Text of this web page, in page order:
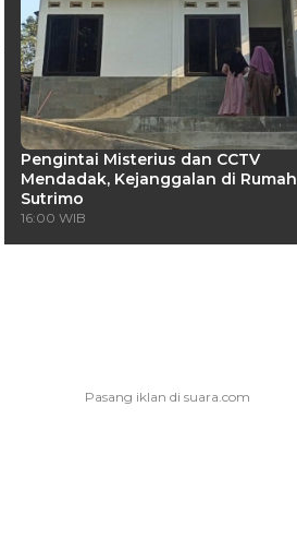
Pengintai Misterius dan CCTV
Mendadak, Kejanggalan di Rumah
Sutrimo
16:00 WIB